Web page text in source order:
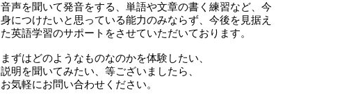
音声を聞いて発音をする、単語や文章の書く練習など、今
身につけたいと思っている能力のみならず、今後を見据え
た英語学習のサポートをさせていただいております。
まずはどのようなものなのかを体験したい、
説明を聞いてみたい、等ございましたら、
お気軽にお問い合わせください。